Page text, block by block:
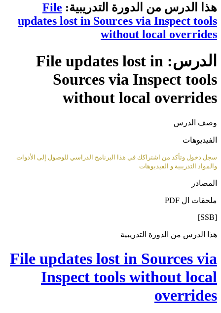
هذا الدرس من الدورة التدريبية: File
updates lost in Sources via Inspect tools
without local overrides
الدرس: File updates lost in
Sources via Inspect tools
without local overrides
وصف الدرس
الفيديوهات
سجل دخول وتأكد من اشتراكك في هذا البرنامج الدراسي للوصول إلى الأدوات
والمواد التدريبية و الفيديوهات
المصادر
ملحقات ال PDF
[SSB]
هذا الدرس من الدورة التدريبية
File updates lost in Sources via
Inspect tools without local
overrides